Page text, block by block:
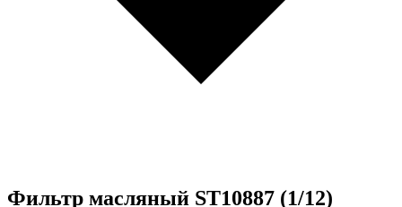
Фильтр масляный ST10887 (1/12)